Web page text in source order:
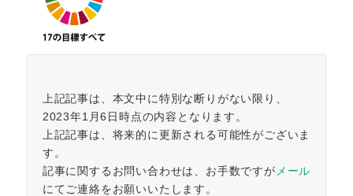
上記記事は、本文中に特別な断りがない限り、
2023年1月6日時点の内容となります。
上記記事は、将来的に更新される可能性がございま
す。
記事に関するお問い合わせは、お手数ですが メール
にてご連絡をお願いいたします。